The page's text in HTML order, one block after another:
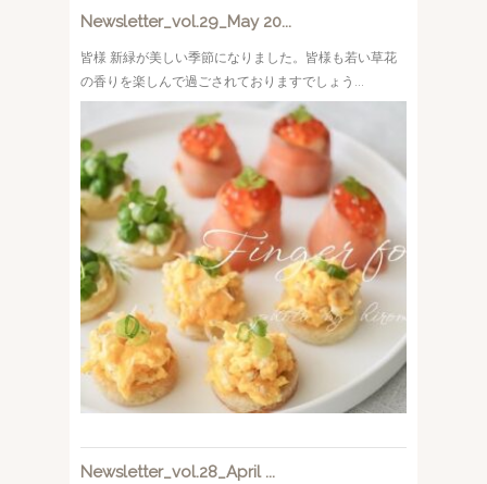
Newsletter_vol.29_May 20...
皆様 新緑が美しい季節になりました。皆様も若い草花
の香りを楽しんで過ごされておりますでしょう...
Newsletter_vol.28_April ...